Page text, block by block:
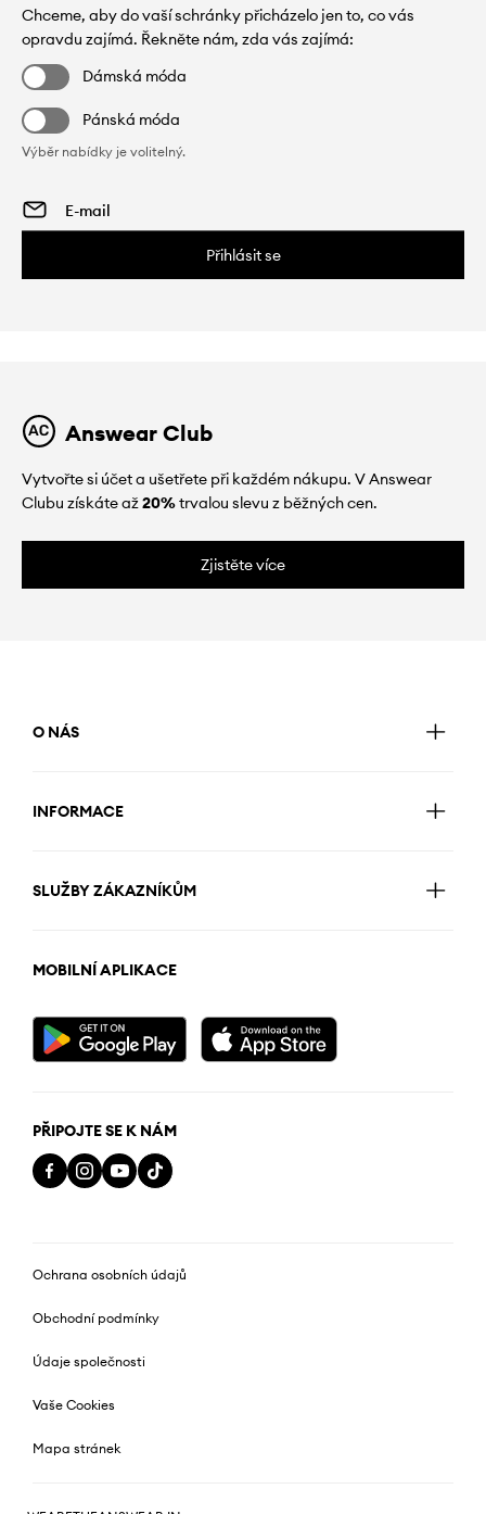
Chceme, aby do vaší schránky přicházelo jen to, co vás
opravdu zajímá. Řekněte nám, zda vás zajímá:
Dámská móda
Pánská móda
Výběr nabídky je volitelný.
Přihlásit se
Answear Club
Vytvořte si účet a ušetřete při každém nákupu. V Answear
Clubu získáte až20%trvalou slevu z běžných cen.
Zjistěte více
O NÁS
INFORMACE
SLUŽBY ZÁKAZNÍKŮM
MOBILNÍ APLIKACE
PŘIPOJTE SE K NÁM
Ochrana osobních údajů
Obchodní podmínky
Údaje společnosti
Vaše Cookies
Mapa stránek